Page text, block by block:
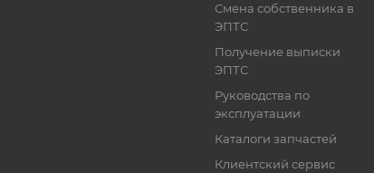
Смена собственника в
ЭПТС
Получение выписки
ЭПТС
Руководства по
эксплуатации
Каталоги запчастей
Клиентский сервис